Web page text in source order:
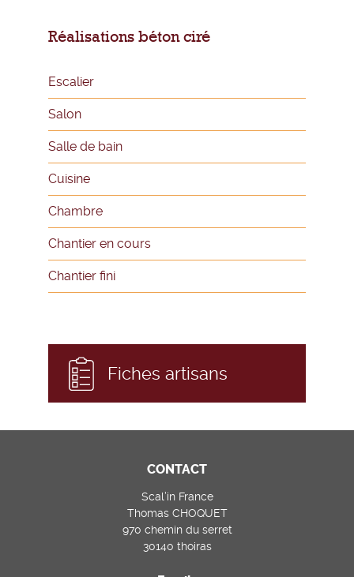
Réalisations béton ciré
Escalier
Salon
Salle de bain
Cuisine
Chambre
Chantier en cours
Chantier fini
Fiches artisans
CONTACT
Scal’in France
Thomas CHOQUET
970 chemin du serret
30140 thoiras